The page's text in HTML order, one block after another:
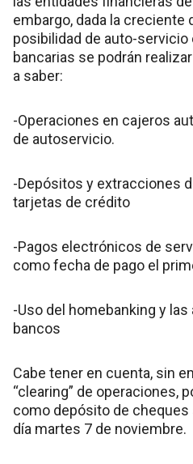
embargo, dada la creciente
posibilidad de auto-servicio
bancarias se podrán
a saber:
-Operaciones en cajeros
de autoservicio.
-Depósitos y extracciones
tarjetas de crédito
-Pagos electrónicos de
como fecha de pago el
-Uso del homebanking y
bancos
Cabe tener en cuenta, sin
“clearing” de operaciones,
como depósito de cheques
día martes 7 de noviembre.